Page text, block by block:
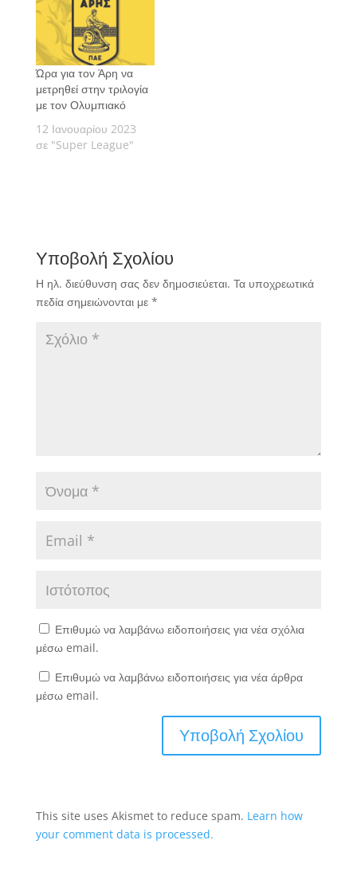
Ώρα για τον Άρη να
μετρηθεί στην τριλογία
με τον Ολυμπιακό
12 Ιανουαρίου 2023
σε "Super League"
Υποβολή Σχολίου
Η ηλ. διεύθυνση σας δεν δημοσιεύεται. Τα υποχρεωτικά
πεδία σημειώνονται με *
Επιθυμώ να λαμβάνω ειδοποιήσεις για νέα σχόλια
μέσω email.
Επιθυμώ να λαμβάνω ειδοποιήσεις για νέα άρθρα
μέσω email.
This site uses Akismet to reduce spam. Learn how
your comment data is processed.